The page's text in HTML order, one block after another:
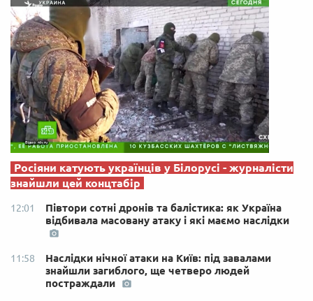
Росіяни катують українців у Білорусі - журналісти
знайшли цей концтабір
12:01
Півтори сотні дронів та балістика: як Україна
відбивала масовану атаку і які маємо наслідки
11:58
Наслідки нічної атаки на Київ: під завалами
знайшли загиблого, ще четверо людей
постраждали